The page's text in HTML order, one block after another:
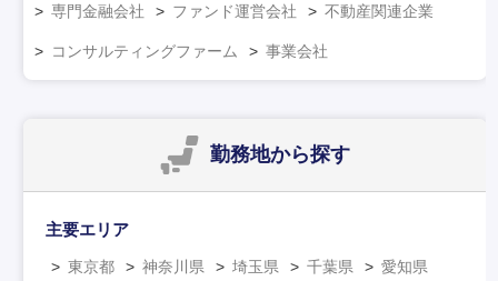
専門金融会社 ファンド運営会社 不動産関連企業
コンサルティングファーム 事業会社
勤務地から探す
主要エリア
東京都 神奈川県 埼玉県 千葉県 愛知県